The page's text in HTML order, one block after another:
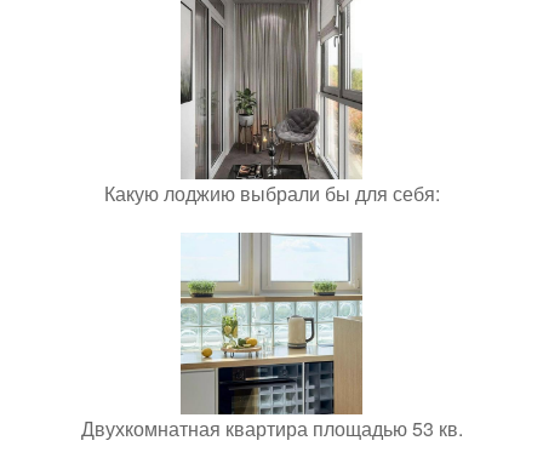
Какую лоджию выбрали бы для себя:
Двухкомнатная квартира площадью 53 кв.